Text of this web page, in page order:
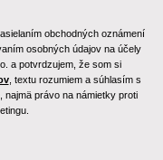
obchodných oznámení
osobných údajov na účely
a potvrdzujem, že som si
, textu rozumiem a súhlasím s
najmä právo na námietky proti